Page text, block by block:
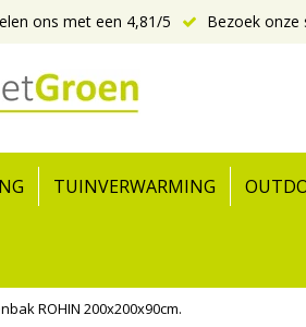
ons met een 4,81/5 Bezoek
TUINVERWARMING
ROHIN 200x200x90cm.